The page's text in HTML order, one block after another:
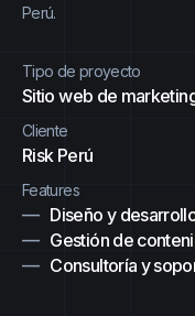
Perú.
Tipo de proyecto
Sitio web de
Cliente
Risk Perú
Features
Diseño y
Gestión de
Consultoría y